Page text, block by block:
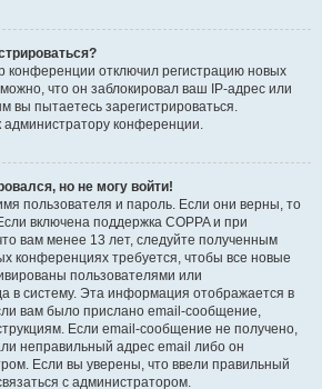
конференции отключил регистрацию новых
что он заблокировал ваш IP-адрес или
вы пытаетесь зарегистрироваться.
конференции.
но не могу войти!
пользователя и пароль. Если они верны, то
включена поддержка COPPA и при
вам менее 13 лет, следуйте полученным
конференциях требуется, чтобы все новые
пользователями или
в систему. Эта информация отображается в
вам было прислано email-сообщение,
Если email-сообщение не получено,
неправильный адрес email либо он
Если вы уверены, что ввели правильный
с администратором.